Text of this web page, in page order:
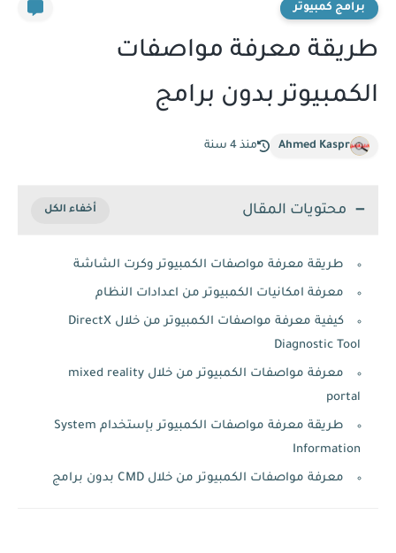
برامج كمبيوتر
طريقة معرفة مواصفات
الكمبيوتر بدون برامج
Ahmed Kaspr منذ 4 سنة
محتويات المقال
طريقة معرفة مواصفات الكمبيوتر وكرت الشاشة
معرفة امكانيات الكمبيوتر من اعدادات النظام
كيفية معرفة مواصفات الكمبيوتر من خلال DirectX
Diagnostic Tool
معرفة مواصفات الكمبيوتر من خلال mixed reality
portal
طريقة معرفة مواصفات الكمبيوتر بإستخدام System
Information
معرفة مواصفات الكمبيوتر من خلال CMD بدون برامج